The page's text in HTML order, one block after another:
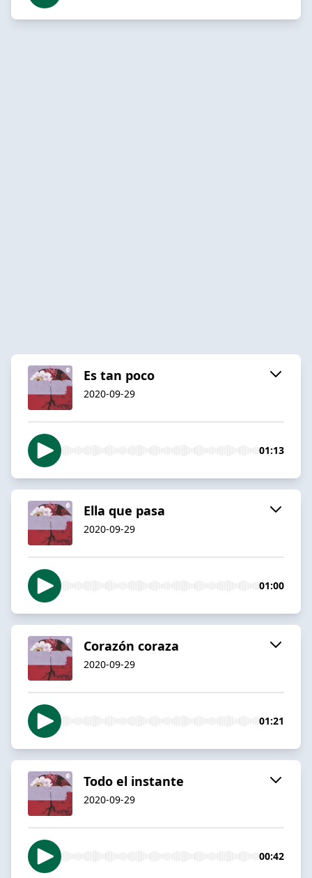
Es tan poco
2020-09-29
01:13
Ella que pasa
2020-09-29
01:00
Corazón coraza
2020-09-29
01:21
Todo el instante
2020-09-29
00:42